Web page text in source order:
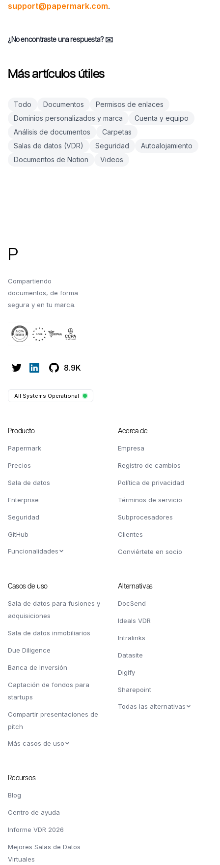
support@papermark.com.
¿No encontraste una respuesta? ✉️
Más artículos útiles
Todo Documentos
Permisos de enlaces
Dominios personalizados y marca
Cuenta y equipo
Análisis de documentos
Carpetas
Salas de datos (VDR)
Seguridad
Autoalojamiento
Documentos de Notion
Videos
P
Compartiendo
documentos, de forma
segura y en tu marca.
8.9K
All Systems Operational
Producto
Papermark
Precios
Sala de datos
Enterprise
Seguridad
GitHub
Funcionalidades
Acerca de
Empresa
Registro de cambios
Política de privacidad
Términos de servicio
Subprocesadores
Clientes
Conviértete en socio
Casos de uso
Sala de datos para fusiones y
adquisiciones
Sala de datos inmobiliarios
Due Diligence
Banca de Inversión
Captación de fondos para
startups
Compartir presentaciones de
pitch
Más casos de uso
Alternativas
DocSend
Ideals VDR
Intralinks
Datasite
Digify
Sharepoint
Todas las alternativas
Recursos
Blog
Centro de ayuda
Informe VDR 2026
Mejores Salas de Datos
Virtuales